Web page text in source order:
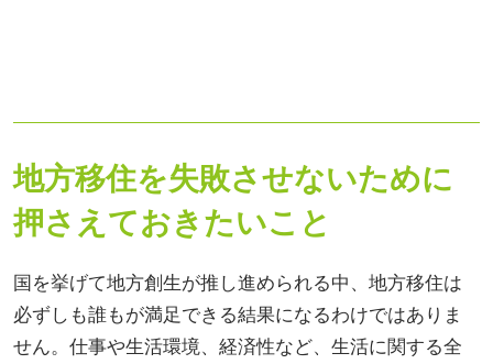
地方移住を失敗させないために
押さえておきたいこと
国を挙げて地方創生が推し進められる中、地方移住は
必ずしも誰もが満足できる結果になるわけではありま
せん。仕事や生活環境、経済性など、生活に関する全